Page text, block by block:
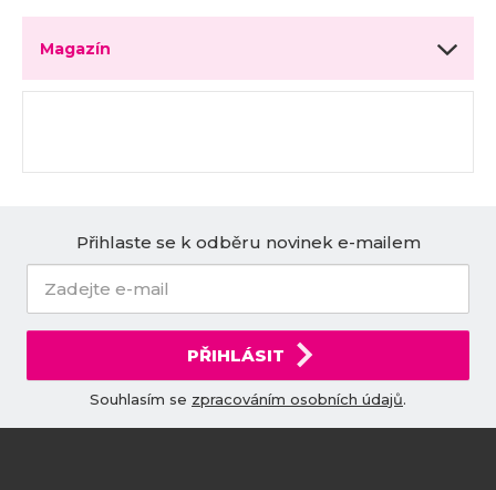
Magazín
Přihlaste se k odběru novinek e-mailem
PŘIHLÁSIT
Souhlasím se zpracováním osobních údajů.